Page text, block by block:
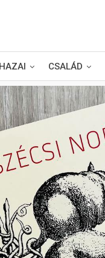
HAZAI CSALÁD